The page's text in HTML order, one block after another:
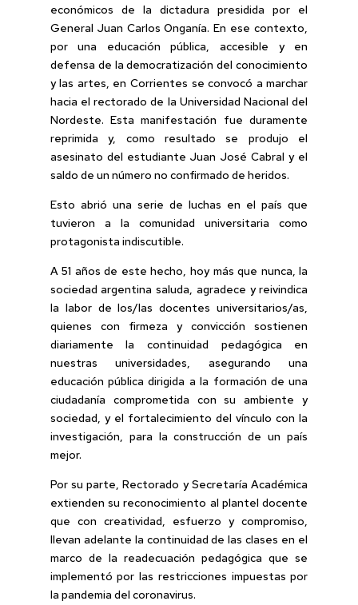
económicos de la dictadura presidida por el
General Juan Carlos Onganía. En ese contexto,
por una educación pública, accesible y en
defensa de la democratización del conocimiento
y las artes, en Corrientes se convocó a marchar
hacia el rectorado de la Universidad Nacional del
Nordeste. Esta manifestación fue duramente
reprimida y, como resultado se produjo el
asesinato del estudiante Juan José Cabral y el
saldo de un número no confirmado de heridos.
Esto abrió una serie de luchas en el país que
tuvieron a la comunidad universitaria como
protagonista indiscutible.
A 51 años de este hecho, hoy más que nunca, la
sociedad argentina saluda, agradece y reivindica
la labor de los/las docentes universitarios/as,
quienes con firmeza y convicción sostienen
diariamente la continuidad pedagógica en
nuestras universidades, asegurando una
educación pública dirigida a la formación de una
ciudadanía comprometida con su ambiente y
sociedad, y el fortalecimiento del vínculo con la
investigación, para la construcción de un país
mejor.
Por su parte, Rectorado y Secretaría Académica
extienden su reconocimiento al plantel docente
que con creatividad, esfuerzo y compromiso,
llevan adelante la continuidad de las clases en el
marco de la readecuación pedagógica que se
implementó por las restricciones impuestas por
la pandemia del coronavirus.